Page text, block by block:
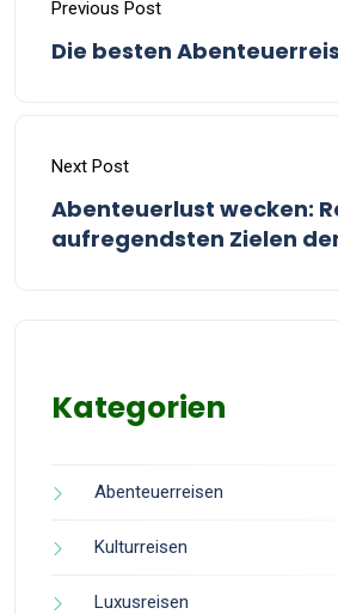
Previous Post
Die besten
Next Post
Abenteuerlust wecken:
aufregendsten Zielen
Kategorien
Abenteuerreisen
Kulturreisen
Luxusreisen